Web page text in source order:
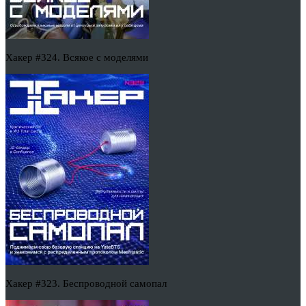
Хакер #324. Всякое с моделями
Хакер #323. Беспроводной самопал